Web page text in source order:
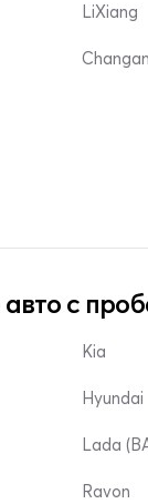
LiXiang
с
Kia
Hyundai
Lada
Ravon